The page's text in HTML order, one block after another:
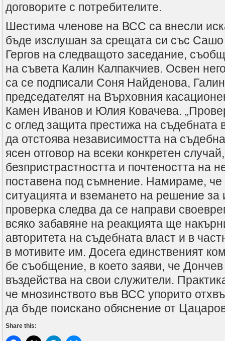
договорите с потребителите.
Шестима членове на ВСС са внесли
бъде изслушан за срещата си със Сашо
Гергов на следващото заседание,
на съвета Калин Калпакчиев. Освен
са се подписали Соня Найденова,
председателят на Върховния
Камен Иванов и Юлия Ковачева.
с оглед защита престижа на
да отстоява независимостта на
ясен отговор на всеки конкретен
безпристрастността и почтеността на
поставена под съмнение. Намираме,
ситуацията и вземането на решение
проверка следва да се направи
всяко забавяне на реакцията ще
авторитета на съдебната власт и в
в мотивите им. Досега единственият
бе съобщение, в което заяви, че Дончев
въздейства на свои служители.
че мнозинството във ВСС упорито
да бъде поискано обяснение от
Share this: